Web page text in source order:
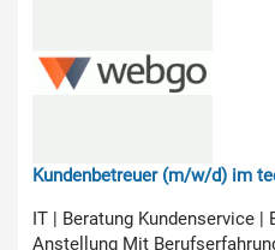
Kundenbetreuer (m/w/d) im
IT | Beratung Kundenservice |
Anstellung Mit